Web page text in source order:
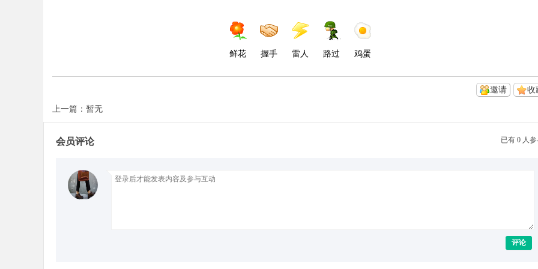
鲜花 握手 雷人 路过 鸡蛋
收
邀请
上一篇：暂无
已有 0 人
会员评论
评论